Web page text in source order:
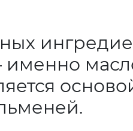
именно